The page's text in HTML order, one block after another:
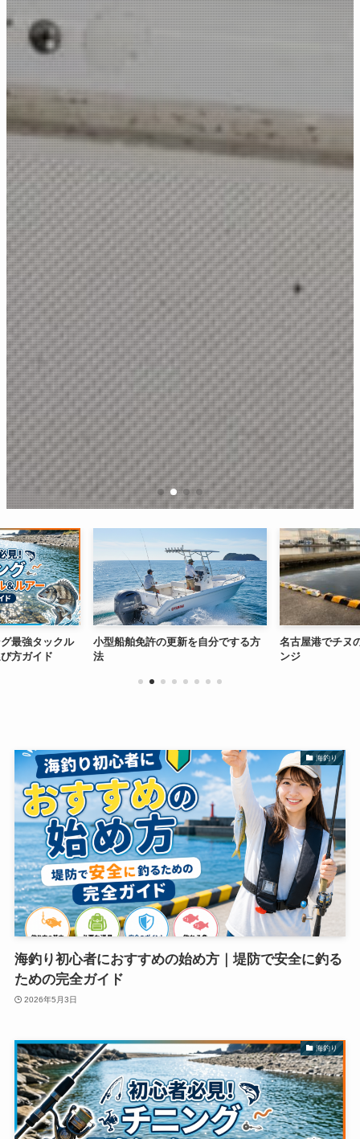
最強タックル
方ガイド
小型船舶免許の更新を自分でする方
法
名古屋港でチヌ
ンジ
海釣り
海釣り初心者におすすめの始め方｜堤防で安全に釣る
ための完全ガイド
2026年5月3日
海釣り